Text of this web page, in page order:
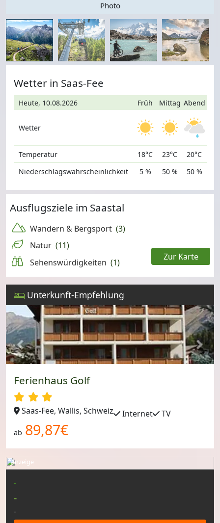
Photo
Wetter in Saas-Fee
Heute, 10.08.2026
Wetter
Temperatur
Niederschlagswahrscheinlichkeit
Früh
18°C
5 %
Mittag
23°C
50 %
Abend
20°C
50 %
Ausflugsziele im Saastal
Wandern & Bergsport (3)
Natur (11)
Sehenswürdigkeiten (1)
Zur Karte
Unterkunft-Empfehlung
Ferienhaus Golf
Saas-Fee, Wallis, Schweiz Internet TV
ab 89,87€
-
-
-
Anzeige